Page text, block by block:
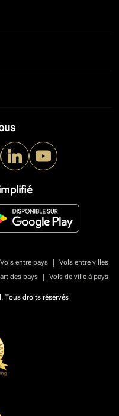
Vols entre pays |
Vols entre villes
des pays | Vols de ville à pays
Tous droits réservés